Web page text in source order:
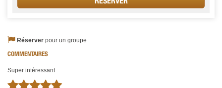
Réserver pour un groupe
COMMENTAIRES
Super intéressant
Lieu très enrichissant